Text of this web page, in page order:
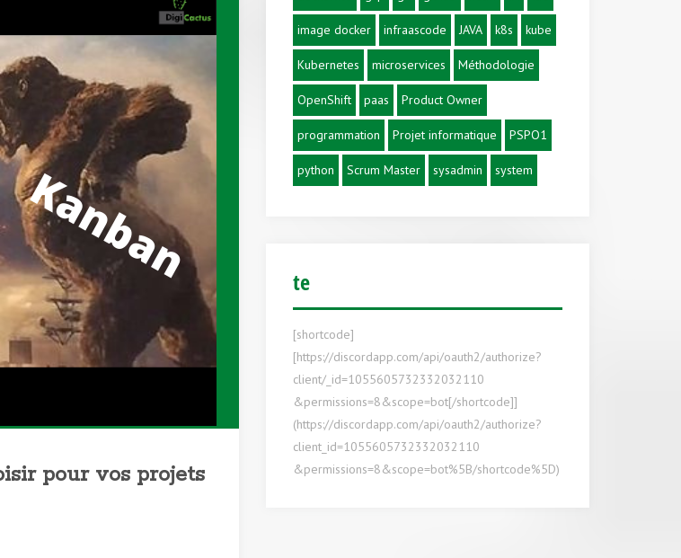
pour vos projets
image docker infraascode JAVA k8s kube
Kubernetes microservices Méthodologie
OpenShift paas Product Owner
programmation Projet informatique PSPO1
python Scrum Master sysadmin system
te
[shortcode]
[https://discordapp.com/api/oauth2/authorize?
client/_id=1055605732332032110
&permissions=8&scope=bot[/shortcode]]
(https://discordapp.com/api/oauth2/authorize?
client_id=1055605732332032110
&permissions=8&scope=bot%5B/shortcode%5D)